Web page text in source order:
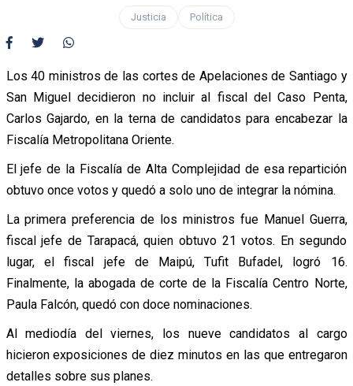
Justicia Política
Los 40 ministros de las cortes de Apelaciones de Santiago y
San Miguel decidieron no incluir al fiscal del Caso Penta,
Carlos Gajardo, en la terna de candidatos para encabezar la
Fiscalía Metropolitana Oriente.
El jefe de la Fiscalía de Alta Complejidad de esa repartición
obtuvo once votos y quedó a solo uno de integrar la nómina.
La primera preferencia de los ministros fue Manuel Guerra,
fiscal jefe de Tarapacá, quien obtuvo 21 votos. En segundo
lugar, el fiscal jefe de Maipú, Tufit Bufadel, logró 16.
Finalmente, la abogada de corte de la Fiscalía Centro Norte,
Paula Falcón, quedó con doce nominaciones.
Al mediodía del viernes, los nueve candidatos al cargo
hicieron exposiciones de diez minutos en las que entregaron
detalles sobre sus planes.